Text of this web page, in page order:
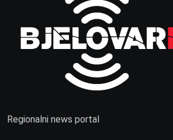
Regionalni news portal